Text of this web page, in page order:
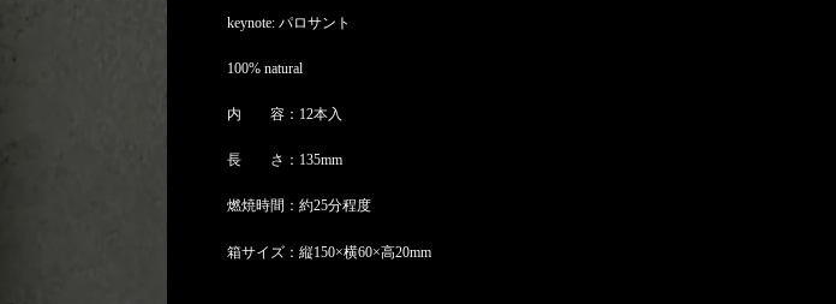
keynote: パロサント
100% natural
内 容：12本入
長 さ：135mm
燃焼時間：約25分程度
箱サイズ：縦150×横60×高20mm